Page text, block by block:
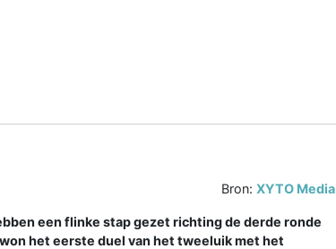
Bron:XYTO Media
een flinke stap gezet richting de derde ronde
het eerste duel van het tweeluik met het